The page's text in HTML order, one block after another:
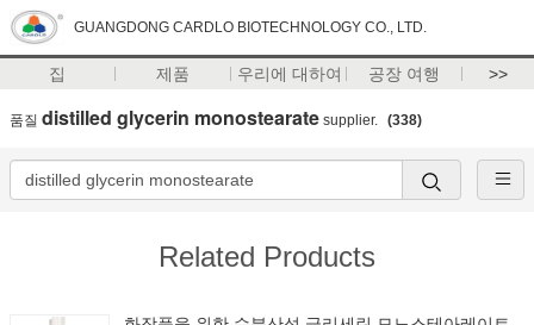
GUANGDONG CARDLO BIOTECHNOLOGY CO., LTD.
집 제품 우리에 대하여 공장 여행 >>
품질 distilled glycerin monostearate supplier. (338)
Related Products